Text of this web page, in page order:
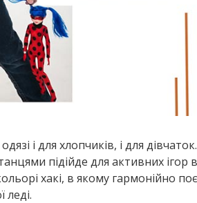
і для хлопчиків, і для
підійде для активних
хакі, в якому гармонійно
леді.